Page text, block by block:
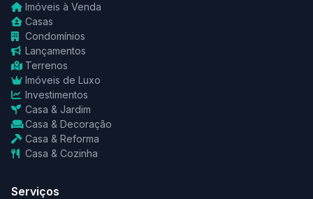
Imóveis à Venda
Casas
Condomínios
Lançamentos
Terrenos
Imóveis de Luxo
Investimentos
Casa & Jardim
Casa & Decoração
Casa & Reforma
Casa & Cozinha
Serviços